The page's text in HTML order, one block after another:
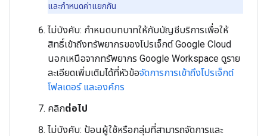
และกำหนดค่าแยกกัน
ไม่บังคับ: กำหนดบทบาทให้กับบัญชีบริการเพื่อให้
สิทธิ์เข้าถึงทรัพยากรของโปรเจ็กต์ Google Cloud
นอกเหนือจากทรัพยากร Google Workspace ดูราย
ละเอียดเพิ่มเติมได้ที่หัวข้อจัดการการเข้าถึงโปรเจ็กต์
โฟลเดอร์ และองค์กร
คลิกต่อไป
ไม่บังคับ: ป้อนผู้ใช้หรือกลุ่มที่สามารถจัดการและ